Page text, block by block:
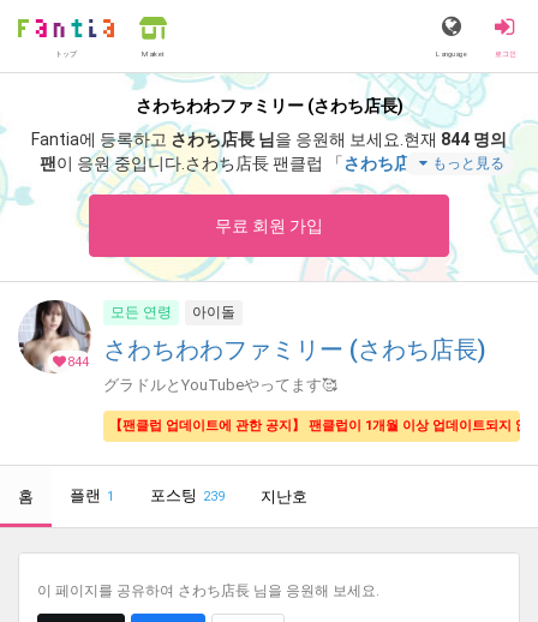
トップ Market Language 로그인
さわちわわファミリー (さわち店長)
Fantia에 등록하고 さわち店長 님을 응원해 보세요. 현재 844 명의
팬 이 응원 중입니다. さわち店長 팬클럽 「さわち店長 」 에서는
「
しほみんの家のソファーでまったり
」 등 스페셜 콘텐츠를 즐기
もっと見る
무료 회원 가입
844
모든 연령 아이돌
さわちわわファミリー (さわち店長)
グラドルとYouTubeやってます🥰
【팬클럽 업데이트에 관한 공지】 팬클럽이 1개월 이상 업데이트되지
홈 플랜 1 포스팅 239 지난호
이 페이지를 공유하여 さわち店長 님을 응원해 보세요.